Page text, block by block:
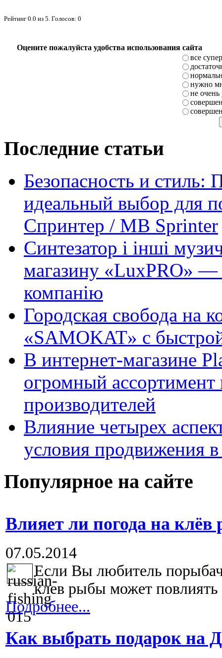
Рейтинг 0.0 из 5 . Голосов: 0
Оцените пожалуйста удобства использования сайта
все супер
нужно
не очень
Последние статьи
Безопасность и
идеальный выбор для
Спринтер / MB Sprinter
Синтезатор і інші
магазину «LuxPRO» —
компанію
Городская свобода на
«SAMOKAT» с
В интернет-магазине
огромный ассортимент
производителей
Влияние четырех
условия продвижения
Популярное на сайте
Влияет ли погода на
07.05.2014
Если Вы любитель
клев рыбы может повлиять
Подробнее...
Как выбрать подарок на